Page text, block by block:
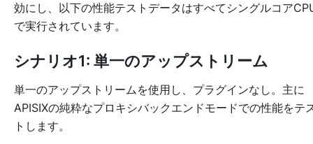
効にし、以下の性能テストデータはすべてシングルコア
で実行されています。
シナリオ1: 単一のアップストリーム
単一のアップストリームを使用し、プラグインなし。主に
APISIXの純粋なプロキシバックエンドモードでの性能をテ
トします。